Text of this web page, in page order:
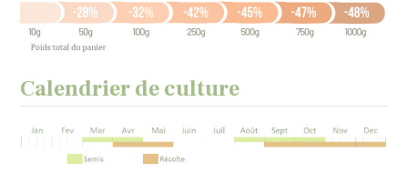
Calendrier de culture